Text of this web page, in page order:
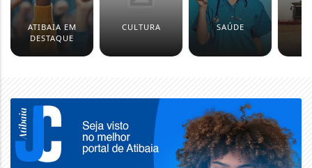
ATIBAIA EM
DESTAQUE
CULTURA SAÚDE